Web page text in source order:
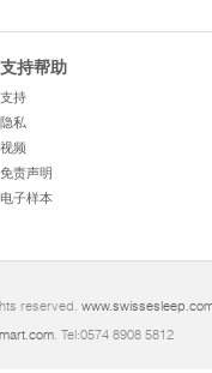
支持帮助
支持
隐私
视频
免责声明
电子样本
reserved.
. Tel:0574 8908 5812